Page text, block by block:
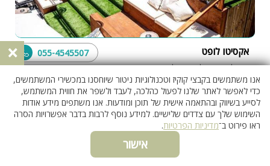
אקסיטו לופט
ירושלים והשפלה, ירושלים
6 חדרים
בדוק אם פנוי
055-4545507
לופט עם בריכה
×
אנו משתמשים בקבצי קוקיז וטכנולוגיות ניטור שיוחסנו במכשירי המשתמשים,
כדי לאפשר לאתר שלנו לפעול כהלכה, לעבד ולשפר את חווית המשתמש,
לסייע בשיווק ובהתאמה אישית של תוכן ומודעות. אנו משתפים מידע אודות
השימוש שלך עם צדדים שלישיים. למידע נוסף לרבות בדבר אפשרויות הסרה
ראו פירוט ב־מדיניות הפרטיות.
אישור